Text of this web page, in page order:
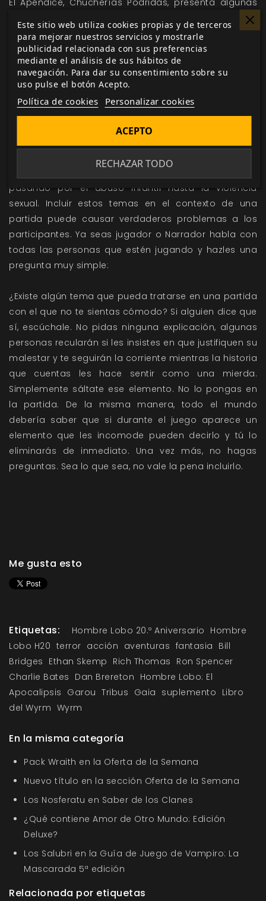
El Apéndice, Chucherías Podridas, presenta algunas
de las herramientas del Wyrm, incluyendo Fetiches
corrompidos, equipo procedente de las fábricas de
Malfeas y el departamento de I+D de Pentex, y
algunos de los productos que las filiales de Pentex
podrían vender en cualquier pueblo o ciudad del
mundo desarrollado.
Libro del Wyrmincluye un montón de temas
pasando por el abuso infantil hasta la violencia
sexual. Incluir estos temas en el contexto de una
partida puede causar verdaderos problemas a los
participantes. Ya seas jugador o Narrador habla con
todas las personas que estén jugando y hazles una
pregunta muy simple:
¿Existe algún tema que pueda tratarse en una partida
con el que no te sientas cómodo? Si alguien dice que
sí, escúchale. No pidas ninguna explicación, algunas
personas recularán si les insistes en que justifiquen su
malestar y te seguirán la corriente mientras la historia
que cuentas les hace sentir como una mierda.
Simplemente sáltate ese elemento. No lo pongas en
la partida. De la misma manera, todo el mundo
debería saber que si durante el juego aparece un
elemento que les incomode pueden decirlo y tú lo
eliminarás de inmediato. Una vez más, no hagas
preguntas. Sea lo que sea, no vale la pena incluirlo.
Me gusta esto
Etiquetas: Hombre Lobo 20.º Aniversario Hombre
Lobo H20 terror acción aventuras fantasia Bill
Bridges Ethan Skemp Rich Thomas Ron Spencer
Charlie Bates Dan Brereton Hombre Lobo: El
Apocalipsis Garou Tribus Gaia suplemento Libro
del Wyrm Wyrm
En la misma categoría
Pack Wraith en la Oferta de la Semana
Nuevo título en la sección Oferta de la Semana
Los Nosferatu en Saber de los Clanes
¿Qué contiene Amor de Otro Mundo: Edición
Deluxe?
Los Salubri en la Guía de Juego de Vampiro: La
Mascarada 5ª edición
Relacionada por etiquetas
Este sitio web utiliza cookies propias y de terceros
para mejorar nuestros servicios y mostrarle
publicidad relacionada con sus preferencias
mediante el análisis de sus hábitos de
navegación. Para dar su consentimiento sobre su
uso pulse el botón Acepto.
Política de cookies Personalizar cookies
RECHAZAR TODO
ACEPTO